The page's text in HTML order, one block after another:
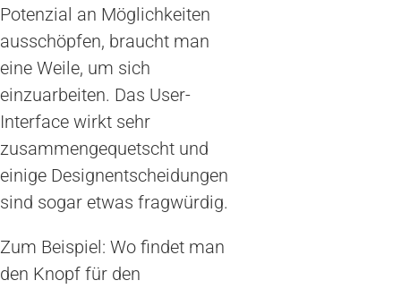
Potenzial an Möglichkeiten
ausschöpfen, braucht man
eine Weile, um sich
einzuarbeiten. Das User-
Interface wirkt sehr
zusammengequetscht und
einige Designentscheidungen
sind sogar etwas fragwürdig.
Zum Beispiel: Wo findet man
den Knopf für den